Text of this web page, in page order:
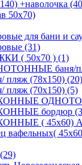
+наволочка
50х70)
для бани и
(31)
( 50х70 ) (1)
баня/
пляж (78х150) (20)
пляж (70х150) (5)
бордюр
( 45х60)
вафельных(